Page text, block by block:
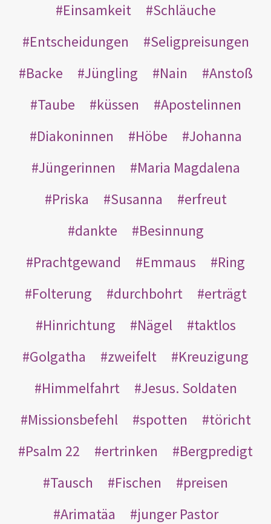
Einsamkeit
Schläuche
Entscheidungen
Seligpreisungen
Backe
Jüngling Nain
Anstoß
Taube
küssen
Apostelinnen
Diakoninnen
Höbe
Johanna
Jüngerinnen
Maria Magdalena
Priska
Susanna
erfreut
dankte
Besinnung
Prachtgewand
Emmaus
Ring
Folterung
durchbohrt
erträgt
Hinrichtung
Nägel
taktlos
Golgatha
zweifelt
Kreuzigung
Himmelfahrt
Jesus. Soldaten
Missionsbefehl
spotten
töricht
Psalm 22
ertrinken
Bergpredigt
Tausch
Fischen
preisen
Arimatäa
junger Pastor